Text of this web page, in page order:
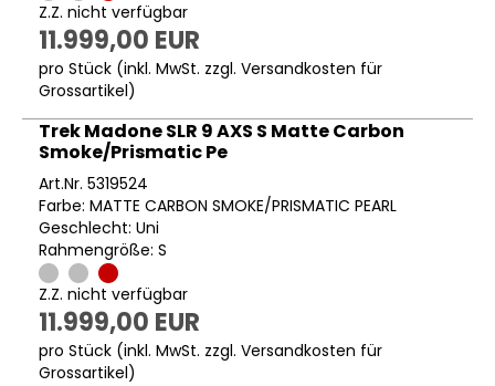
Z.Z. nicht verfügbar
11.999,00 EUR
pro Stück (inkl. MwSt. zzgl. Versandkosten für
Grossartikel)
Trek Madone SLR 9 AXS S Matte Carbon
Smoke/Prismatic Pe
Art.Nr. 5319524
Farbe: MATTE CARBON SMOKE/PRISMATIC PEARL
Geschlecht: Uni
Rahmengröße: S
Z.Z. nicht verfügbar
11.999,00 EUR
pro Stück (inkl. MwSt. zzgl. Versandkosten für
Grossartikel)